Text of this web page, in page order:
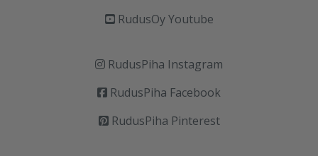
RudusOy Youtube
RudusPiha Instagram
RudusPiha Facebook
RudusPiha Pinterest